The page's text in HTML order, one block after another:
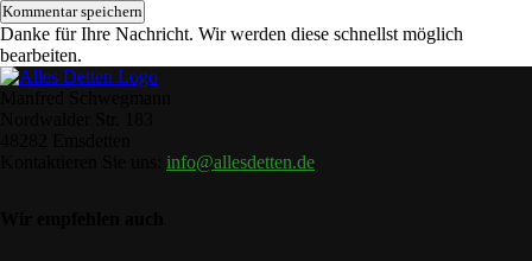
Danke für Ihre Nachricht. Wir werden diese schnellst möglich
bearbeiten.
info@allesdetten.de